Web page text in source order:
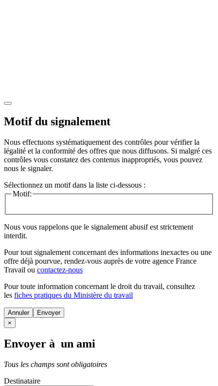
Motif du signalement
Nous effectuons systématiquement des contrôles pour vérifier la
légalité et la conformité des offres que nous diffusons. Si malgré ces
contrôles vous constatez des contenus inappropriés, vous pouvez
nous le signaler.
Sélectionnez un motif dans la liste ci-dessous :
Motif:
Nous vous rappelons que le signalement abusif est strictement
interdit.
Pour tout signalement concernant des informations inexactes ou une
offre déjà pourvue, rendez-vous auprès de votre agence France
Travail ou contactez-nous
Pour toute information concernant le droit du travail, consultez
les fiches pratiques du Ministère du travail
Annuler
×
Envoyer à un ami
Tous les champs sont obligatoires
Destinataire